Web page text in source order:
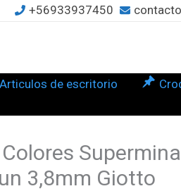
+56933937450
Articulos de escritorio
3,8mm Giotto